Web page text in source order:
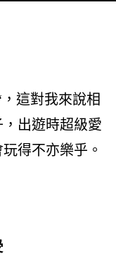
這對我來說相
出遊時超級愛
得不亦樂乎。